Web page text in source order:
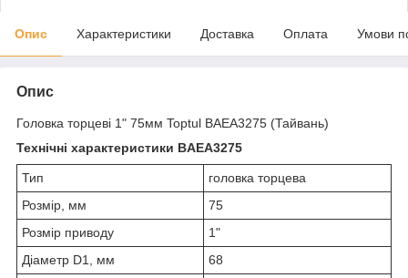
Опис Характеристики Доставка Оплата Умови
Опис
Головка торцеві 1" 75мм Toptul BAEA3275 (Тайвань)
Технічні характеристики BAEA3275
Тип
головка торцева
Розмір, мм
75
Розмір приводу
1"
Діаметр D1, мм
68